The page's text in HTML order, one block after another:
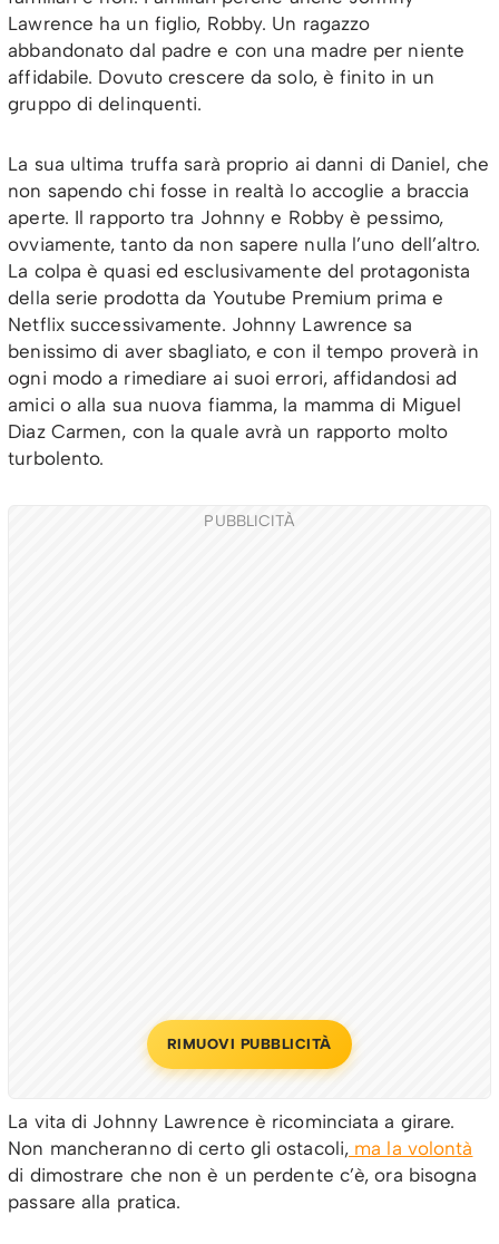
Lawrence ha un figlio, Robby. Un ragazzo
abbandonato dal padre e con una madre per niente
affidabile. Dovuto crescere da solo, è finito in un
gruppo di delinquenti.
La sua ultima truffa sarà proprio ai danni di Daniel, che
non sapendo chi fosse in realtà lo accoglie a braccia
aperte. Il rapporto tra Johnny e Robby è pessimo,
ovviamente, tanto da non sapere nulla l’uno dell’altro.
La colpa è quasi ed esclusivamente del protagonista
della serie prodotta da Youtube Premium prima e
Netflix successivamente. Johnny Lawrence sa
benissimo di aver sbagliato, e con il tempo proverà in
ogni modo a rimediare ai suoi errori, affidandosi ad
amici o alla sua nuova fiamma, la mamma di Miguel
Diaz Carmen, con la quale avrà un rapporto molto
turbolento.
PUBBLICITÀ
RIMUOVI PUBBLICITÀ
La vita di Johnny Lawrence è ricominciata a girare.
Non mancheranno di certo gli ostacoli, ma la volontà
di dimostrare che non è un perdente c’è, ora bisogna
passare alla pratica.